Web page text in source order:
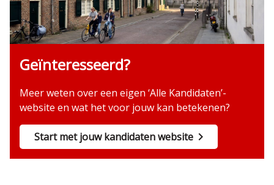
Geïnteresseerd?
Meer weten over een eigen ‘Alle Kandidaten’-
website en wat het voor jouw kan betekenen?
Start met jouw kandidaten website